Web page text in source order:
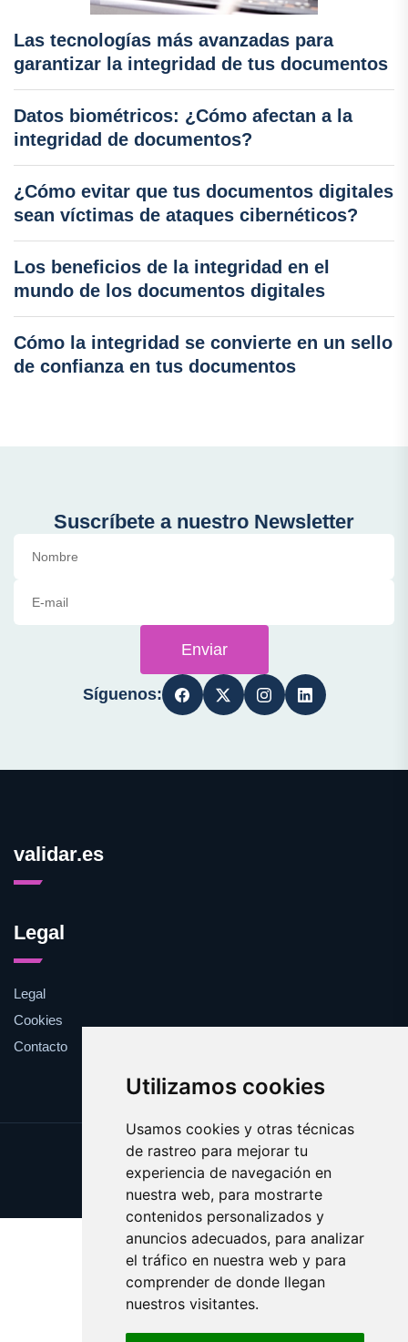
Utilizamos cookies
Usamos cookies y otras técnicas
de rastreo para mejorar tu
experiencia de navegación en
nuestra web, para mostrarte
contenidos personalizados y
anuncios adecuados, para analizar
el tráfico en nuestra web y para
comprender de donde llegan
nuestros visitantes.
Las tecnologías más avanzadas para
garantizar la integridad de tus documentos
Datos biométricos: ¿Cómo afectan a la
integridad de documentos?
¿Cómo evitar que tus documentos digitales
sean víctimas de ataques cibernéticos?
Los beneficios de la integridad en el
mundo de los documentos digitales
Cómo la integridad se convierte en un sello
de confianza en tus documentos
Suscríbete a nuestro Newsletter
Enviar
Síguenos:
validar.es
Legal
Legal
Cookies
Contacto
Update cookies preferences
Copyright © 2025 validar.es